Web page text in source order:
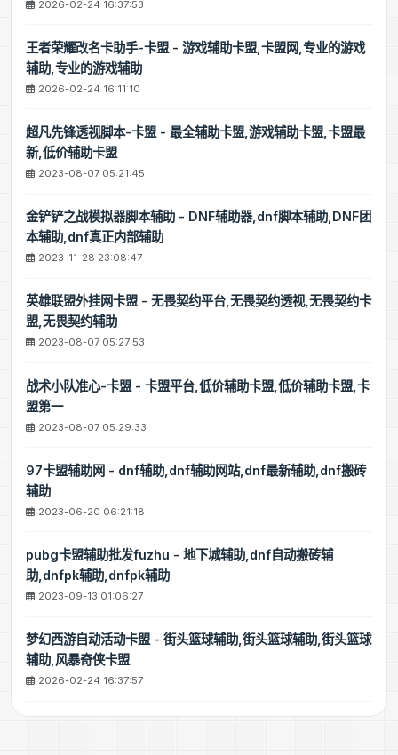
2026-02-24 16:37:53
王者荣耀改名卡助手-卡盟 - 游戏辅助卡盟,卡盟网,专业的游戏
辅助,专业的游戏辅助
2026-02-24 16:11:10
超凡先锋透视脚本-卡盟 - 最全辅助卡盟,游戏辅助卡盟,卡盟最
新,低价辅助卡盟
2023-08-07 05:21:45
金铲铲之战模拟器脚本辅助 - DNF辅助器,dnf脚本辅助,DNF团
本辅助,dnf真正内部辅助
2023-11-28 23:08:47
英雄联盟外挂网卡盟 - 无畏契约平台,无畏契约透视,无畏契约卡
盟,无畏契约辅助
2023-08-07 05:27:53
战术小队准心-卡盟 - 卡盟平台,低价辅助卡盟,低价辅助卡盟,卡
盟第一
2023-08-07 05:29:33
97卡盟辅助网 - dnf辅助,dnf辅助网站,dnf最新辅助,dnf搬砖
辅助
2023-06-20 06:21:18
pubg卡盟辅助批发fuzhu - 地下城辅助,dnf自动搬砖辅
助,dnfpk辅助,dnfpk辅助
2023-09-13 01:06:27
梦幻西游自动活动卡盟 - 街头篮球辅助,街头篮球辅助,街头篮球
辅助,风暴奇侠卡盟
2026-02-24 16:37:57